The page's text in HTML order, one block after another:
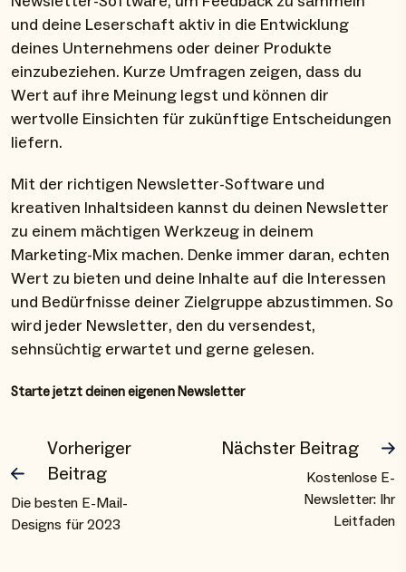
und deine Leserschaft aktiv in die Entwicklung
deines Unternehmens oder deiner Produkte
einzubeziehen. Kurze Umfragen zeigen, dass du
Wert auf ihre Meinung legst und können dir
wertvolle Einsichten für zukünftige Entscheidungen
liefern.
Mit der richtigen Newsletter-Software und
kreativen Inhaltsideen kannst du deinen Newsletter
zu einem mächtigen Werkzeug in deinem
Marketing-Mix machen. Denke immer daran, echten
Wert zu bieten und deine Inhalte auf die Interessen
und Bedürfnisse deiner Zielgruppe abzustimmen. So
wird jeder Newsletter, den du versendest,
sehnsüchtig erwartet und gerne gelesen.
Starte jetzt deinen eigenen Newsletter
Vorheriger
Beitrag
Die besten E-Mail-
Designs für 2023
Nächster Beitrag
Kostenlose E-
Newsletter: Ihr
Leitfaden